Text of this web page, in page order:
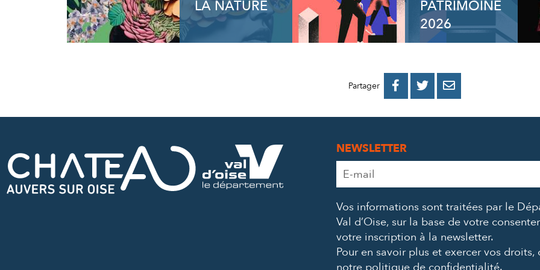
LA NATURE
PATRIMOINE
2026
Partager 
PARTAGER
PARTAGER
PARTAGER
NEWSLETTER
Adresse
e-
*
Vos informations sont traitées par le
Val d’Oise, sur la base de votre
votre inscription à la newsletter.
Pour en savoir plus et exercer vos droits,